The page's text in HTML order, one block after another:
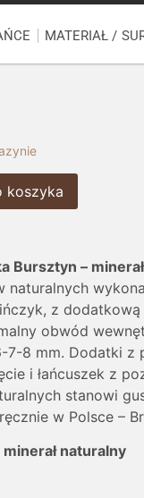
MATERIAŁ /
koszyka
Bursztyn –
naturalnych
z dodatkową
obwód
7-8 mm. Dodatki z
i łańcuszek z
stanowi
w Polsce –
naturalny